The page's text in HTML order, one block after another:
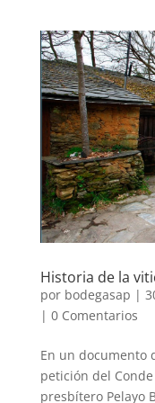
Historia de la
por bodegasap |
| 0 Comentarios
En un documento
petición del
presbítero Pelayo